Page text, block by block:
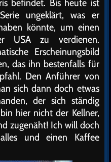
befindet. Bis heute ist
ungeklärt, was er
könnte, um einen
USA zu verdienen.
Erscheinungsbild
das ihn bestenfalls für
Den Anführer von
sich dann doch etwas
der sich ständig
hier nicht der Kellner,
zugenäht! Ich will doch
und einen Kaffee